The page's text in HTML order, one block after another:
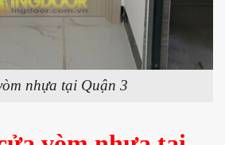
nhựa tại Quận 3